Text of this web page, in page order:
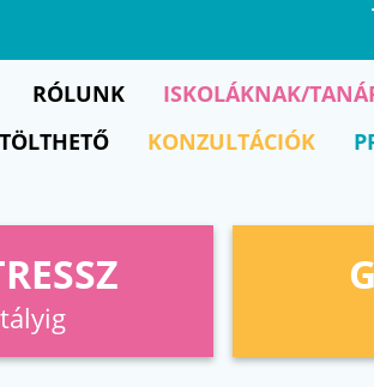
RÓLUNK ISKOLÁKNAK/
KONZULTÁCIÓK